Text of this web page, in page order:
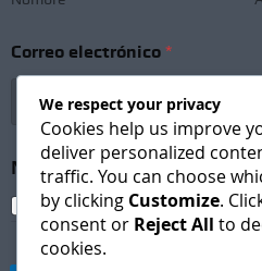
e
w
t
t
e
r
l
Correo electrónico *
Newsletter Subscription *
I agree to receive
We respect your privacy
Cookies help us improve
deliver personalized
traffic. You can choose
by clicking Customize.
consent or Reject All to
cookies.